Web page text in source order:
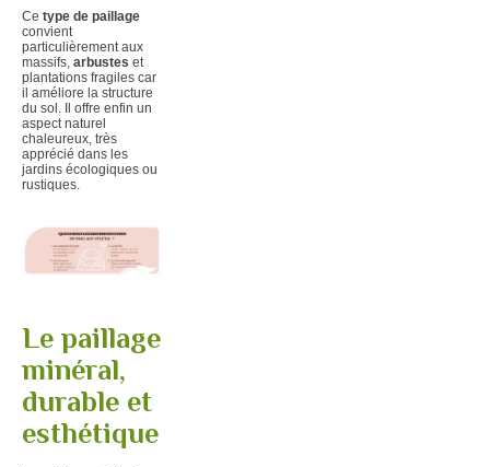
Ce type de paillage
convient
particulièrement aux
massifs, arbustes et
plantations fragiles car
il améliore la structure
du sol. Il offre enfin un
aspect naturel
chaleureux, très
apprécié dans les
jardins écologiques ou
rustiques.
Le paillage
minéral,
durable et
esthétique